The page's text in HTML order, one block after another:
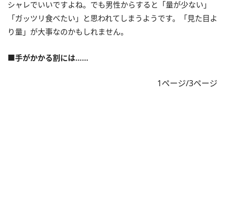
シャレでいいですよね。でも男性からすると「量が少ない」
「ガッツリ食べたい」と思われてしまうようです。「見た目よ
り量」が大事なのかもしれません。
■手がかかる割には……
1ページ/3ページ